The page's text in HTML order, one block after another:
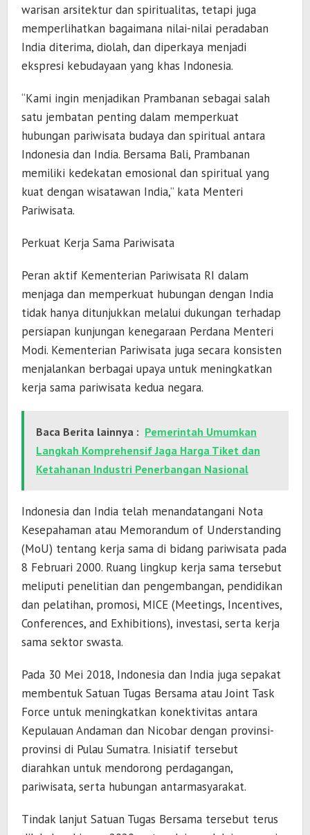
warisan arsitektur dan spiritualitas, tetapi juga
memperlihatkan bagaimana nilai-nilai peradaban
India diterima, diolah, dan diperkaya menjadi
ekspresi kebudayaan yang khas Indonesia.
“Kami ingin menjadikan Prambanan sebagai salah
satu jembatan penting dalam memperkuat
hubungan pariwisata budaya dan spiritual antara
Indonesia dan India. Bersama Bali, Prambanan
memiliki kedekatan emosional dan spiritual yang
kuat dengan wisatawan India,” kata Menteri
Pariwisata.
Perkuat Kerja Sama Pariwisata
Peran aktif Kementerian Pariwisata RI dalam
menjaga dan memperkuat hubungan dengan India
tidak hanya ditunjukkan melalui dukungan terhadap
persiapan kunjungan kenegaraan Perdana Menteri
Modi. Kementerian Pariwisata juga secara konsisten
menjalankan berbagai upaya untuk meningkatkan
kerja sama pariwisata kedua negara.
Baca Berita lainnya : Pemerintah Umumkan
Langkah Komprehensif Jaga Harga Tiket dan
Ketahanan Industri Penerbangan Nasional
Indonesia dan India telah menandatangani Nota
Kesepahaman atau Memorandum of Understanding
(MoU) tentang kerja sama di bidang pariwisata pada
8 Februari 2000. Ruang lingkup kerja sama tersebut
meliputi penelitian dan pengembangan, pendidikan
dan pelatihan, promosi, MICE (Meetings, Incentives,
Conferences, and Exhibitions), investasi, serta kerja
sama sektor swasta.
Pada 30 Mei 2018, Indonesia dan India juga sepakat
membentuk Satuan Tugas Bersama atau Joint Task
Force untuk meningkatkan konektivitas antara
Kepulauan Andaman dan Nicobar dengan provinsi-
provinsi di Pulau Sumatra. Inisiatif tersebut
diarahkan untuk mendorong perdagangan,
pariwisata, serta hubungan antarmasyarakat.
Tindak lanjut Satuan Tugas Bersama tersebut terus